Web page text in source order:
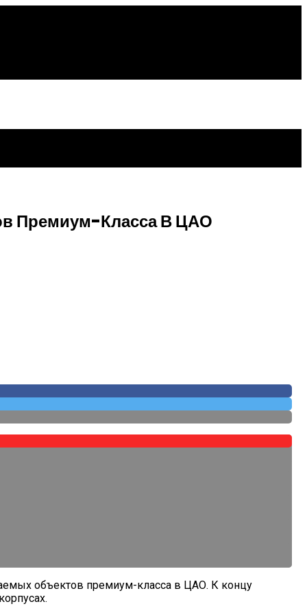
От «Выберу.ру»
Премиум-Класса В ЦАО
объектов премиум-класса в ЦАО. К концу